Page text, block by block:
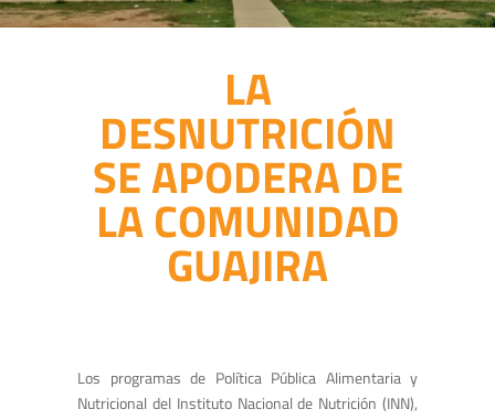
LA
DESNUTRICIÓN
SE APODERA DE
LA COMUNIDAD
GUAJIRA
Los programas de Política Pública Alimentaria y
Nutricional del Instituto Nacional de Nutrición (INN),